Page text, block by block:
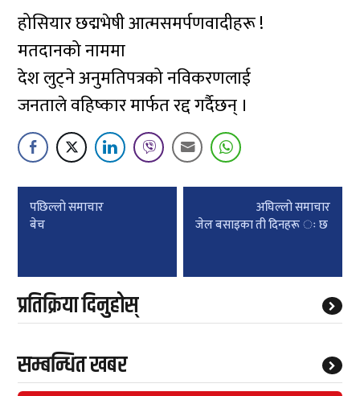
होसियार छद्मभेषी आत्मसमर्पणवादीहरू !
मतदानको नाममा
देश लुट्ने अनुमतिपत्रको नविकरणलाई
जनताले वहिष्कार मार्फत रद्द गर्दैछन् ।
Post
navigation
पछिल्लाे समाचार
बेच
अघिल्लाे समाचार
जेल बसाइका ती दिनहरू ः छ
प्रतिक्रिया दिनुहोस्
सम्बन्धित खबर